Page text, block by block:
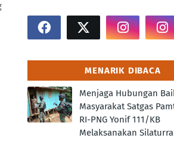
MENARIK DIBACA
Menjaga Hubungan
Masyarakat Satgas
RI-PNG Yonif 111/KB
Melaksanakan